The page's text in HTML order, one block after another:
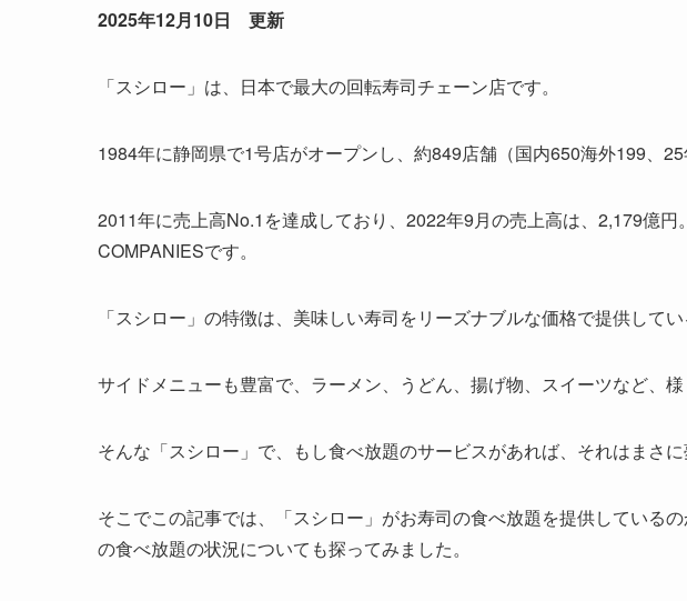
2025年12月10日 更新
「スシロー」は、日本で最大の回転寿司チェーン店です。
1984年に静岡県で1号店がオープンし、約849店舗（国内650海外199、25
2011年に売上高No.1を達成しており、2022年9月の売上高は、2,179億
COMPANIESです。
「スシロー」の特徴は、美味しい寿司をリーズナブルな価格で提供してい
サイドメニューも豊富で、ラーメン、うどん、揚げ物、スイーツなど、様
そんな「スシロー」で、もし食べ放題のサービスがあれば、それはまさに
そこでこの記事では、「スシロー」がお寿司の食べ放題を提供している
の食べ放題の状況についても探ってみました。